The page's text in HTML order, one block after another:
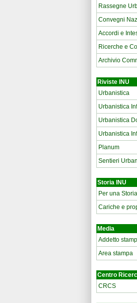
Rassegne
Convegni
Accordi e
Ricerche e
Archivio
Riviste INU
Urbanistica
Urbanistica
Urbanistica
Urbanistica
Planum
Sentieri
Storia INU
Per una
Cariche e
Media
Addetto
Area stampa
Centro
CRCS